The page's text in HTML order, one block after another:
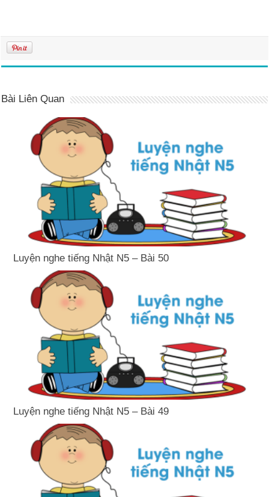
Bài Liên Quan
Luyện nghe tiếng Nhật N5 – Bài 50
Luyện nghe tiếng Nhật N5 – Bài 49